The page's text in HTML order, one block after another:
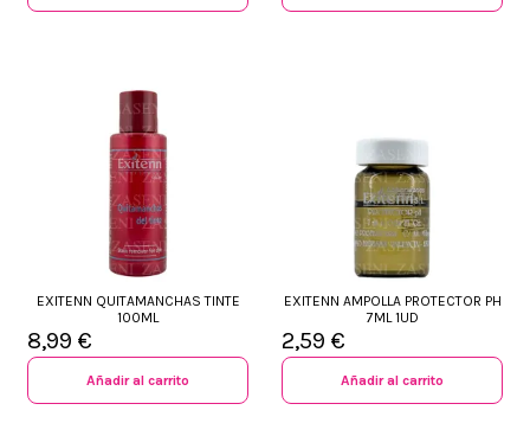
EXITENN QUITAMANCHAS TINTE
100ML
8,99 €
Añadir al carrito
EXITENN AMPOLLA PROTECTOR PH
7ML 1UD
2,59 €
Añadir al carrito